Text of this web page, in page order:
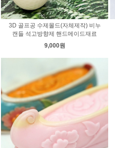
3D 골프공 수제몰드(자체제작) 비누
캔들 석고방향제 핸드메이드재료
9,000원